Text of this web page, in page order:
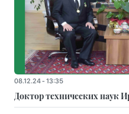
08.12.24 - 13:35
Доктор технических наук